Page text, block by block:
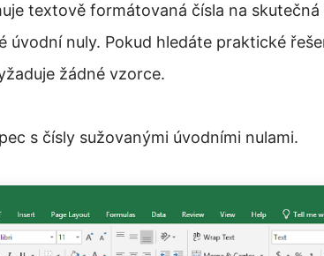
textově formátovaná čísla na skutečná
úvodní nuly. Pokud hledáte praktické
žádné vzorce.
s čísly sužovanými úvodními nulami.